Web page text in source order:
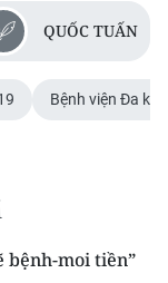
QUỐC TUẤN
Bệnh viện Đa
bệnh-moi tiền”